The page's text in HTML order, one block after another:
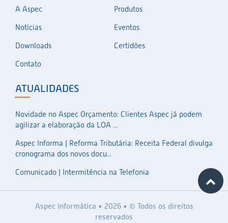
A Aspec
Produtos
Notícias
Eventos
Downloads
Certidões
Contato
ATUALIDADES
Novidade no Aspec Orçamento: Clientes Aspec já podem
agilizar a elaboração da LOA ...
Aspec Informa | Reforma Tributária: Receita Federal divulga
cronograma dos novos docu...
Comunicado | Intermitência na Telefonia
Aspec Informática • 2026 • © Todos os direitos
reservados